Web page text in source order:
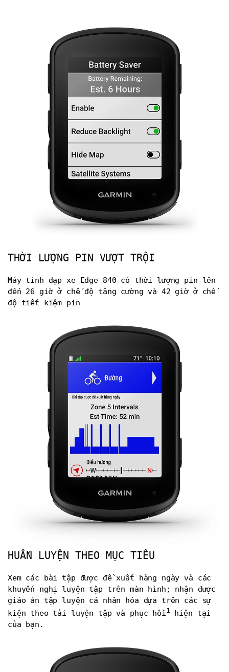
THỜI LƯỢNG PIN VƯỢT TRỘI
Máy tính đạp xe Edge 840 có thời lượng pin lên
đến 26 giờ ở chế độ tăng cường và 42 giờ ở chế
độ tiết kiệm pin
HUẤN LUYỆN THEO MỤC TIÊU
Xem các bài tập được đề xuất hàng ngày và các
khuyến nghị luyện tập trên màn hình; nhận được
giáo án tập luyện cá nhân hóa dựa trên các sự
kiện theo tải luyện tập và phục hồi1
hiện tại
của bạn.